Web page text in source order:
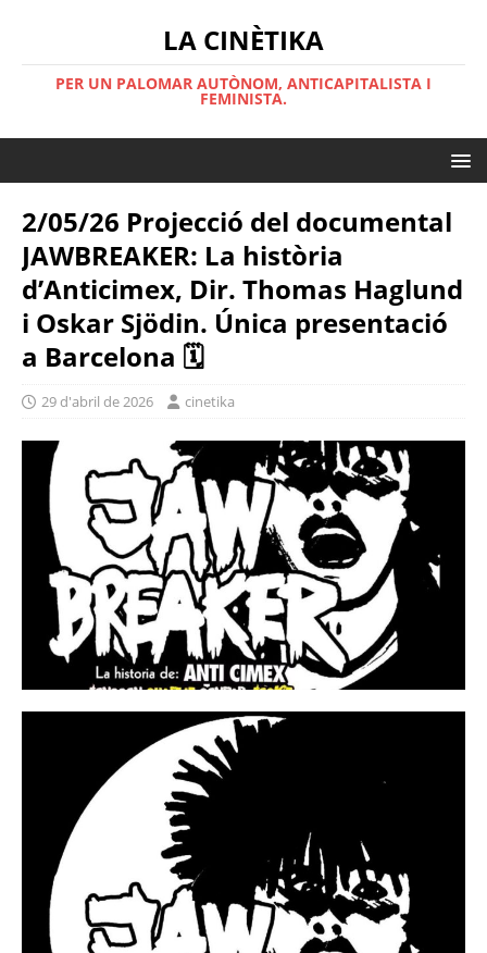
LA CINÈTIKA
PER UN PALOMAR AUTÒNOM, ANTICAPITALISTA I
FEMINISTA.
2/05/26 Projecció del documental
JAWBREAKER: La història
d’Anticimex, Dir. Thomas Haglund
i Oskar Sjödin. Única presentació
a Barcelona 🗓
29 d'abril de 2026 cinetika